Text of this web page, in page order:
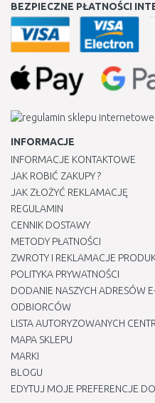
BEZPIECZNE PŁATNOŚCI
INFORMACJE
INFORMACJE KONTAKTOWE
JAK ROBIĆ ZAKUPY ?
JAK ZŁOŻYĆ REKLAMACJĘ
REGULAMIN
CENNIK DOSTAWY
METODY PŁATNOŚCI
ZWROTY I REKLAMACJE
POLITYKA PRYWATNOŚCI
DODANIE NASZYCH ADRESÓW
ODBIORCÓW
LISTA AUTORYZOWANYCH
MAPA SKLEPU
MARKI
BLOGU
EDYTUJ MOJE PREFERENCJE